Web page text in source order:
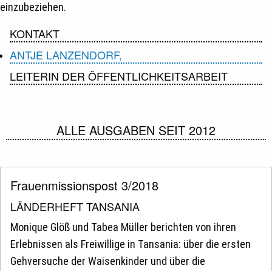
einzubeziehen.
KONTAKT
ANTJE LANZENDORF,
LEITERIN DER ÖFFENTLICHKEITSARBEIT
ALLE AUSGABEN SEIT 2012
Frauenmissionspost 3/2018
LÄNDERHEFT TANSANIA
Monique Glöß und Tabea Müller berichten von ihren
Erlebnissen als Freiwillige in Tansania: über die ersten
Gehversuche der Waisenkinder und über die